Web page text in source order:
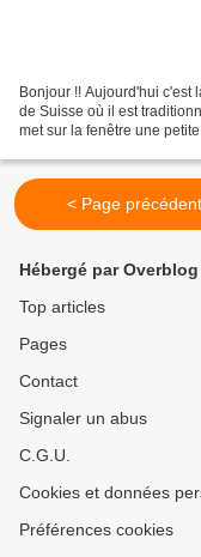
Bonjour !! Aujourd'hui c'est
de Suisse où il est
met sur la fenêtre une
< Page
Hébergé par Overblog
Top articles
Pages
Contact
Signaler un abus
C.G.U.
Cookies et données
Préférences cookies